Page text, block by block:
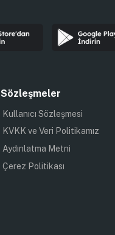
Sözleşmeler
Kullanıcı Sözleşmesi
KVKK ve Veri Politikamız
Aydınlatma Metni
Çerez Politikası